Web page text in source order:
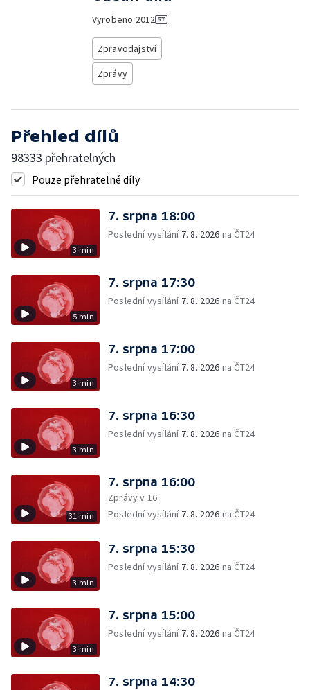
Vyrobeno 2012
Zpravodajství
Zprávy
Přehled dílů
98333 přehratelných
Pouze přehratelné díly
3 min
7. srpna 18:00
Poslední vysílání 7. 8. 2026 na ČT24
5 min
7. srpna 17:30
Poslední vysílání 7. 8. 2026 na ČT24
3 min
7. srpna 17:00
Poslední vysílání 7. 8. 2026 na ČT24
3 min
7. srpna 16:30
Poslední vysílání 7. 8. 2026 na ČT24
31 min
7. srpna 16:00
Zprávy v 16
Poslední vysílání 7. 8. 2026 na ČT24
3 min
7. srpna 15:30
Poslední vysílání 7. 8. 2026 na ČT24
3 min
7. srpna 15:00
Poslední vysílání 7. 8. 2026 na ČT24
7. srpna 14:30